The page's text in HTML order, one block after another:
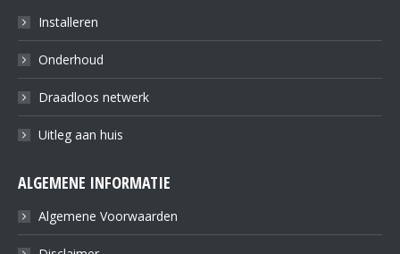
Installeren
Onderhoud
Draadloos netwerk
Uitleg aan huis
ALGEMENE INFORMATIE
Algemene Voorwaarden